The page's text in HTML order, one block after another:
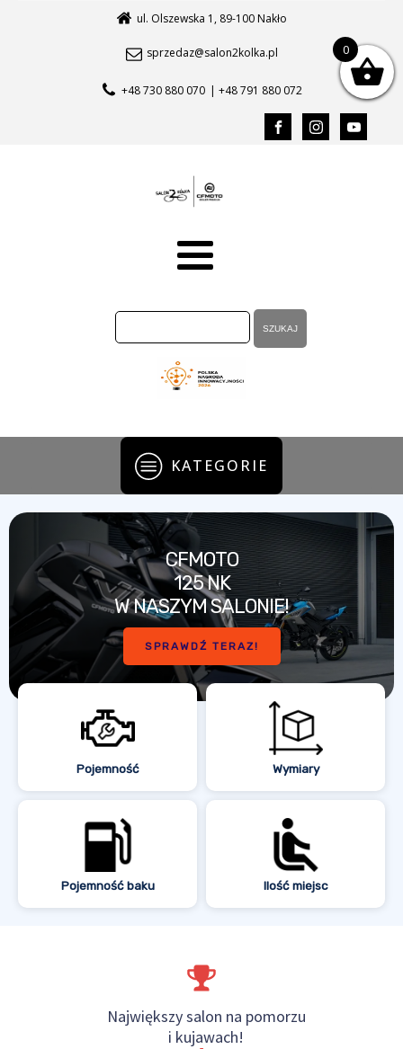
ul. Olszewska 1, 89-100 Nakło
sprzedaz@salon2kolka.pl
+48 730 880 070 | +48 791 880 072
KATEGORIE
CFMOTO
125 NK
W NASZYM SALONIE!
SPRAWDŹ TERAZ!
Pojemność Wymiary
Pojemność baku Ilość miejsc
Największy salon na pomorzu
i kujawach!
0